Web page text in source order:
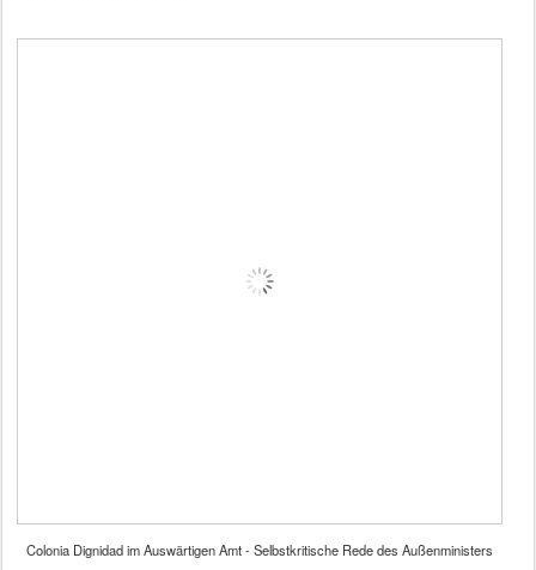
Colonia Dignidad im Auswärtigen Amt - Selbstkritische Rede des Außenministers